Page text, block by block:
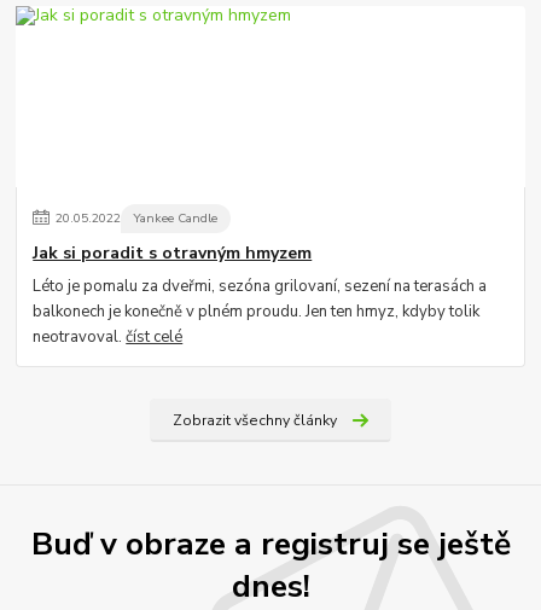
20.05.2022 Yankee Candle
Jak si poradit s otravným hmyzem
Léto je pomalu za dveřmi, sezóna grilovaní, sezení na terasách a
balkonech je konečně v plném proudu. Jen ten hmyz, kdyby tolik
neotravoval.číst celé
Zobrazit všechny články
Buď v obraze a registruj se ještě
dnes!